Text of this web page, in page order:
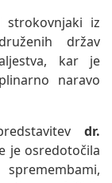
iz
držav
kar je
naravo
dr.
je osredotočila